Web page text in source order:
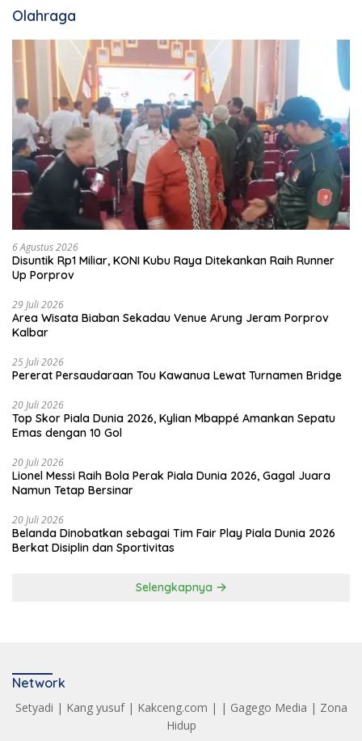
Olahraga
6 Agustus 2026
Disuntik Rp1 Miliar, KONI Kubu Raya Ditekankan Raih Runner
Up Porprov
29 Juli 2026
Area Wisata Biaban Sekadau Venue Arung Jeram Porprov
Kalbar
25 Juli 2026
Pererat Persaudaraan Tou Kawanua Lewat Turnamen Bridge
20 Juli 2026
Top Skor Piala Dunia 2026, Kylian Mbappé Amankan Sepatu
Emas dengan 10 Gol
20 Juli 2026
Lionel Messi Raih Bola Perak Piala Dunia 2026, Gagal Juara
Namun Tetap Bersinar
20 Juli 2026
Belanda Dinobatkan sebagai Tim Fair Play Piala Dunia 2026
Berkat Disiplin dan Sportivitas
Selengkapnya
Network
Setyadi | Kang yusuf| Kakceng.com | | Gagego Media | Zona
Hidup